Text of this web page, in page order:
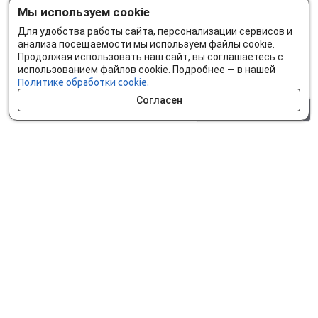
Мы используем cookie
Для удобства работы сайта, персонализации сервисов и
анализа посещаемости мы используем файлы cookie.
Продолжая использовать наш сайт, вы соглашаетесь с
использованием файлов cookie. Подробнее — в нашей
Политике обработки cookie.
Согласен